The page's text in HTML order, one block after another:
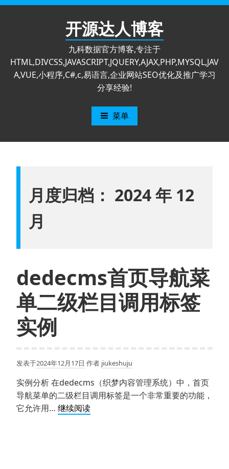
跳
开源达人博客
九科数据官方博客,专注于
HTML,DIVCSS,JAVASCRIPT,JQUERY,AJAX,PHP,MYSQL,JAV
A,VUE,小程序,C#,c,易语言,企业网站SEO优化及推广学习
分享经验!
菜单
月度归档： 2024 年 12
月
dedecms首页导航菜
单二级栏目调用标签
实例
发表于2024年12月17日 作者 jiukeshuju
实例分析 在dedecms（织梦内容管理系统）中，首页
导航菜单的二级栏目调用标签是一个非常重要的功能，
它允许用… 继续阅读dedecms